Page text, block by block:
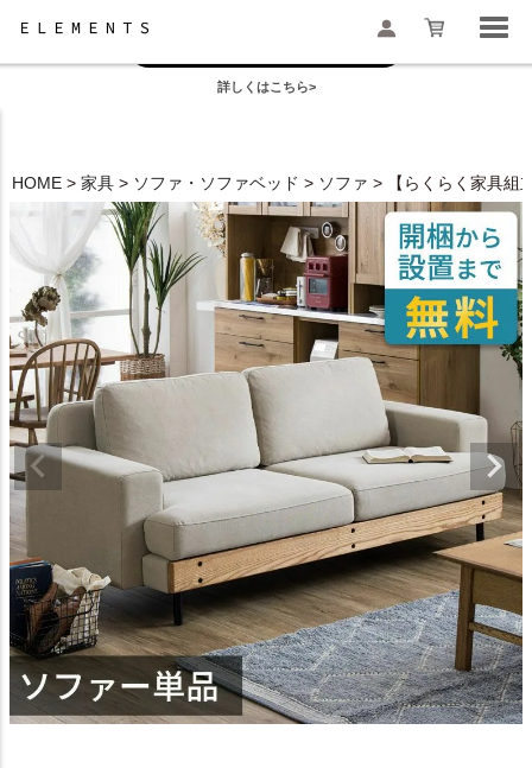
お盆の模様替えは今がおすすめ！
詳しくはこちら>
HOME 家具 ソファ・ソファベッド ソファ 【らくらく家具